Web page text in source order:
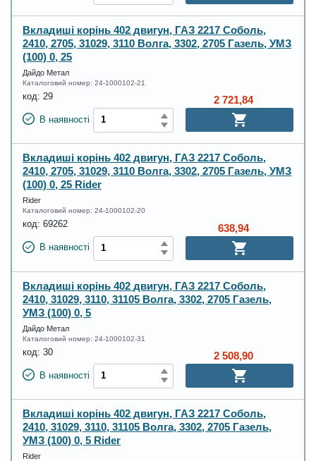
Вкладиші корінь 402 двигун, ГАЗ 2217 Соболь,
2410, 2705, 31029, 3110 Волга, 3302, 2705 Газель, УМЗ
(100) 0, 25
Дайдо Метал
Каталоговий номер: 24-1000102-21
код: 29
В наявності
2 721,84
Вкладиші корінь 402 двигун, ГАЗ 2217 Соболь,
2410, 2705, 31029, 3110 Волга, 3302, 2705 Газель, УМЗ
(100) 0, 25 Rider
Rider
Каталоговий номер: 24-1000102-20
код: 69262
В наявності
638,94
Вкладиші корінь 402 двигун, ГАЗ 2217 Соболь,
2410, 31029, 3110, 31105 Волга, 3302, 2705 Газель,
УМЗ (100) 0, 5
Дайдо Метал
Каталоговий номер: 24-1000102-31
код: 30
В наявності
2 508,90
Вкладиші корінь 402 двигун, ГАЗ 2217 Соболь,
2410, 31029, 3110, 31105 Волга, 3302, 2705 Газель,
УМЗ (100) 0, 5 Rider
Rider